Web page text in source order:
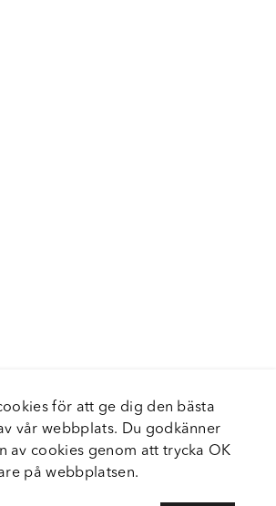
för att ge dig den bästa
vår webbplats. Du godkänner
av cookies genom att trycka OK
på webbplatsen.